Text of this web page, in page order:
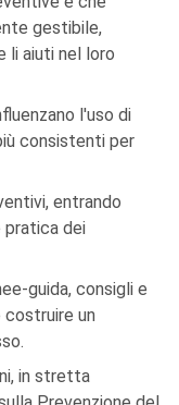
gestibile,
li aiuti nel loro
l'uso di
consistenti per
entrando
pratica dei
guida, consigli e
costruire un
in stretta